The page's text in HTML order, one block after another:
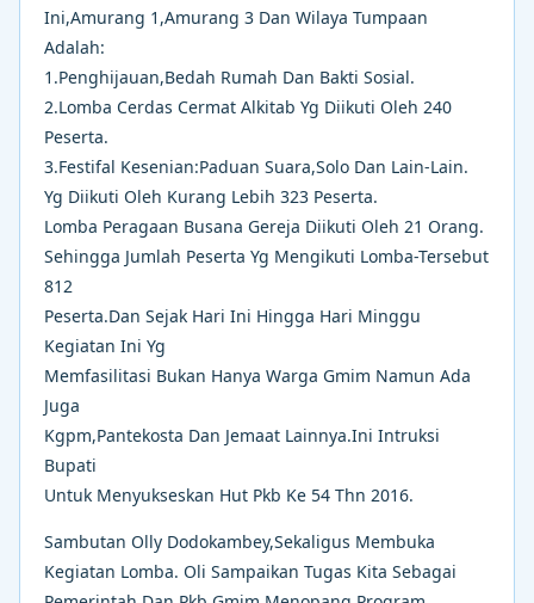
Ini,Amurang 1,Amurang 3 Dan Wilaya Tumpaan
Adalah:
1.Penghijauan,Bedah Rumah Dan Bakti Sosial.
2.Lomba Cerdas Cermat Alkitab Yg Diikuti Oleh 240
Peserta.
3.Festifal Kesenian:Paduan Suara,Solo Dan Lain-Lain.
Yg Diikuti Oleh Kurang Lebih 323 Peserta.
Lomba Peragaan Busana Gereja Diikuti Oleh 21 Orang.
Sehingga Jumlah Peserta Yg Mengikuti Lomba-Tersebut
812
Peserta.Dan Sejak Hari Ini Hingga Hari Minggu
Kegiatan Ini Yg
Memfasilitasi Bukan Hanya Warga Gmim Namun Ada
Juga
Kgpm,Pantekosta Dan Jemaat Lainnya.Ini Intruksi
Bupati
Untuk Menyukseskan Hut Pkb Ke 54 Thn 2016.
Sambutan Olly Dodokambey,Sekaligus Membuka
Kegiatan Lomba. Oli Sampaikan Tugas Kita Sebagai